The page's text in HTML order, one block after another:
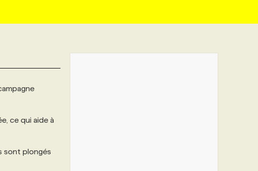
ce qui aide à
sont plongés